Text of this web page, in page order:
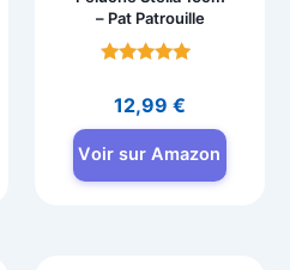
– Pat Patrouille
4.7
sur 5
12,99 €
Voir sur Amazon